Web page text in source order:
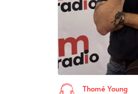
Thomé Young